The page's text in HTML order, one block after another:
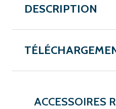
DESCRIPTION
ACCESSOIRES